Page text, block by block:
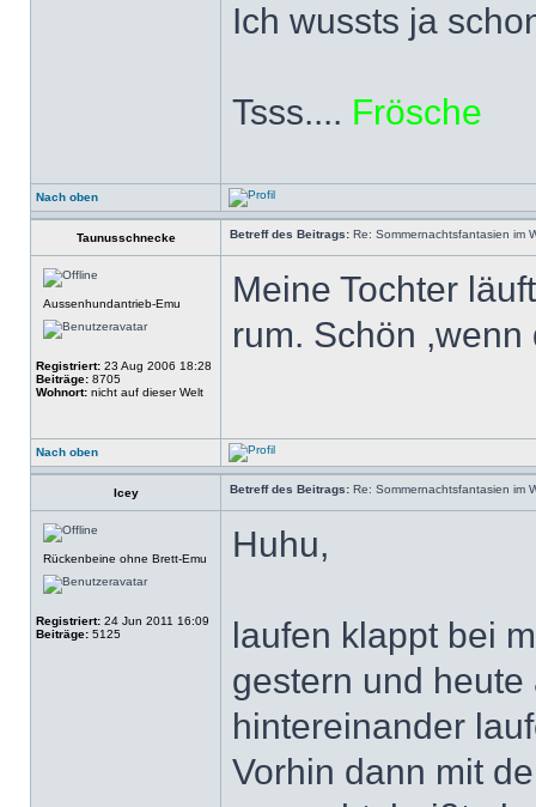
Ich wussts ja
Tsss.... Frösche
Nach oben
Taunusschnecke Betreff des Beitrags: Re: Sommernachtsfantasien im
Aussenhundantrieb-Emu
Registriert: 23 Aug 2006 18:28
Beiträge: 8705
Wohnort: nicht auf dieser Welt
Meine Tochter
rum. Schön
Nach oben
Icey Betreff des Beitrags: Re: Sommernachtsfantasien im
Rückenbeine ohne Brett-Emu
Registriert: 24 Jun 2011 16:09
Beiträge: 5125
Huhu,
laufen klappt bei
gestern und
hintereinander
Vorhin dann mit